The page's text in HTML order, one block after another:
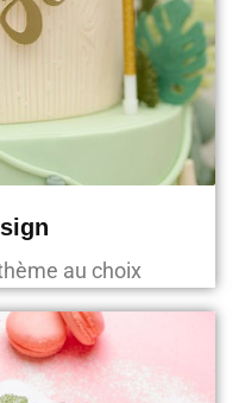
au choix